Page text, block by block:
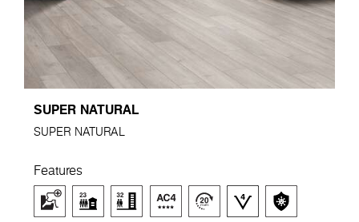
SUPER NATURAL
SUPER NATURAL
Features